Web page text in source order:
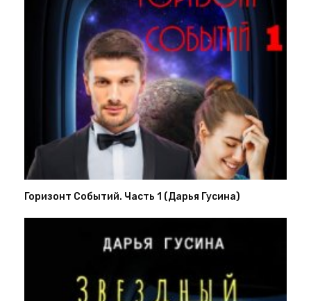
Горизонт Событий. Часть 1 (Дарья Гусина)